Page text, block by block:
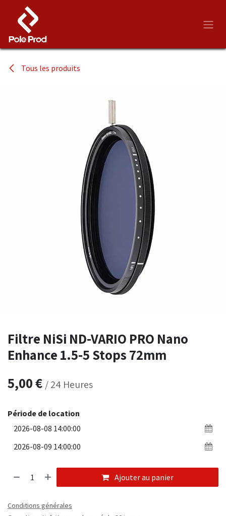
Se rendre au contenu
Tous les produits
Filtre NiSi ND-VARIO PRO Nano
Enhance 1.5-5 Stops 72mm
5,00€ /24 Heures
Période de location
Ajouter au panier
Conditions générales